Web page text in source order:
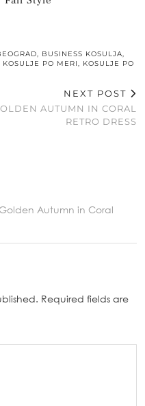
, BUSINESS KOSULJA,
KOSULJE PO MERI, KOSULJE PO
NEXT POST
AUTUMN IN CORAL
RETRO DRESS
Autumn in Coral
Required fields are